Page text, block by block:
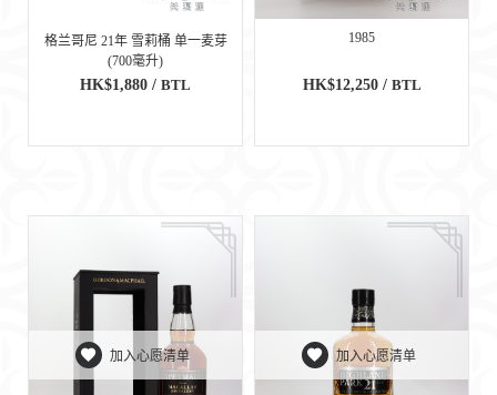
格兰哥尼 21年 雪莉桶 单一麦芽
(700毫升)
HK$1,880 / BTL
1985
HK$12,250 / BTL
加入心愿清单 加入心愿清单